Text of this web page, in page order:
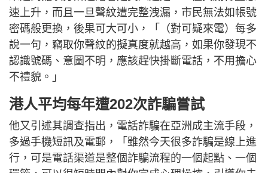
速上升，而且一旦聲紋遭完整洩漏，市民無法如帳號
密碼般更換，後果可大可小，「（對可疑來電）每多
說一句，竊取你聲紋的擬真度就越高，如果你發現不
認識號碼、意圖不明，應該趕快掛斷電話，不用擔心
不禮貌。」
港人平均每年遭202次詐騙嘗試
他又引述其調查指出，電話詐騙在亞洲成主流手段，
多過手機短訊及電郵，「雖然今天很多詐騙是線上進
行，可是電話渠道是整個詐騙流程的一個起點、一個